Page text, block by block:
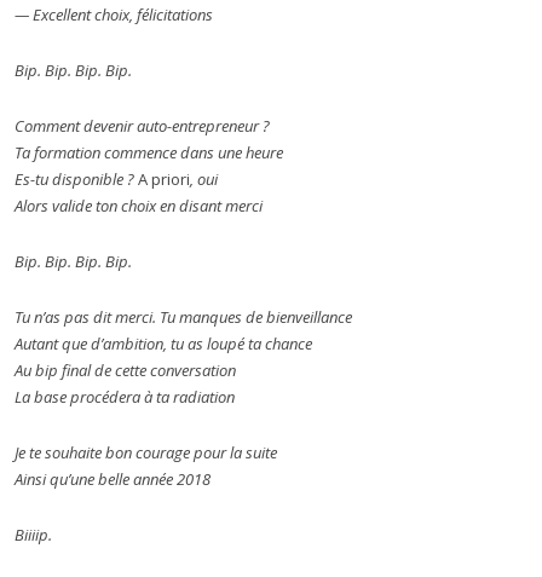
— Excellent choix, félicitations
Bip. Bip. Bip. Bip.
Comment devenir auto-entrepreneur ?
Ta formation commence dans une heure
Es-tu disponible ?A priori, oui
Alors valide ton choix en disant merci
Bip. Bip. Bip. Bip.
Tu n’as pas dit merci. Tu manques de bienveillance
Autant que d’ambition, tu as loupé ta chance
Au bip final de cette conversation
La base procédera à ta radiation
Je te souhaite bon courage pour la suite
Ainsi qu’une belle année 2018
Biiiip.